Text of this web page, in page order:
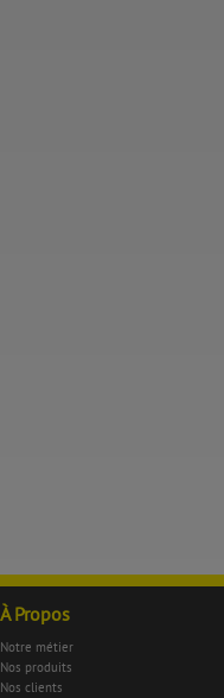
À Propos
Notre métier
Nos produits
Nos clients